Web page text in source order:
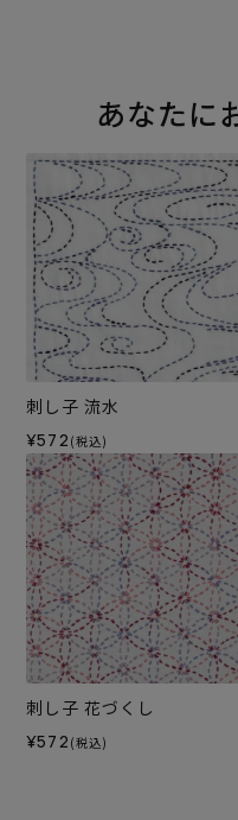
あなたに
刺し子 流水
¥572 (税込)
刺し子 花づくし
¥572 (税込)